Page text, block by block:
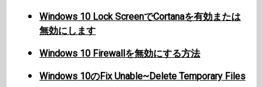
Windows 10 Lock ScreenでCortanaを有効または
無効にします
Windows 10 Firewallを無効にする方法
Windows 10のFix Unable~Delete Temporary Files